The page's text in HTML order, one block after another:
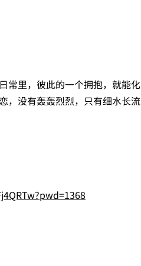
常里，彼此的一个拥抱，就能化
，没有轰轰烈烈，只有细水长流